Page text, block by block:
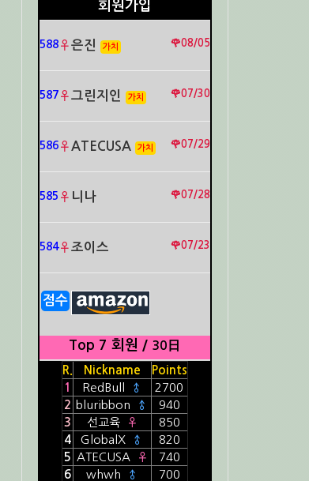
회원가입
588♀은진 가치 🌹08/05
587♀그린지인 가치 🌹07/30
586♀ ATECUSA 가치 🌹07/29
585 ♀ 니나 🌹07/28
584♀조이스 🌹07/23
점수
Top 7 회원 / 30日
R. Nickname
Points
1
RedBull ♂
2700
2 bluribbon ♂
940
3
선교육 ♀
850
4
GlobalX ♂
820
5 ATECUSA ♀
740
6
whwh ♂
700